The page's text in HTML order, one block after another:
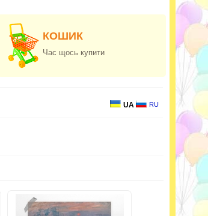
КОШИК
Час щось купити
UA RU